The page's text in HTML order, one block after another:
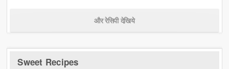
और रेसिपी देखिये
Sweet Recipes